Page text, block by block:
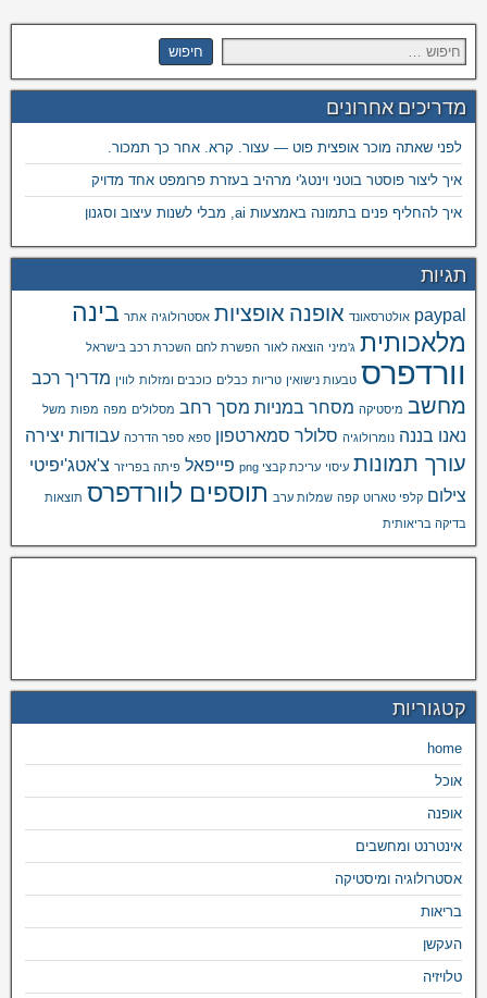
מדריכים אחרונים
לפני שאתה מוכר אופצית פוט — עצור. קרא. אחר כך תמכור.
איך ליצור פוסטר בוטני וינטג'י מרהיב בעזרת פרומפט אחד מדויק
איך להחליף פנים בתמונה באמצעות ai, מבלי לשנות עיצוב וסגנון
תגיות
paypal אולטרסאונד אופנה אופציות אסטרולוגיה אתר בינה
מלאכותית ג'מיני הוצאה לאור הפשרת לחם השכרת רכב בישראל
וורדפרס טבעות נישואין טריות כבלים כוכבים ומזלות לווין מדריך רכב
מחשב מיסטיקה מסחר במניות מסך רחב מסלולים מפה מפות משל
נאנו בננה נומרולוגיה סלולר סמארטפון ספא ספר הדרכה עבודות יצירה
עורך תמונות עיסוי עריכת קבצי png פייפאל פיתה בפריזר צ'אטג'יפיטי
צילום קלפי טארוט קפה שמלות ערב תוספים לוורדפרס תוצאות
בדיקה בריאותית
קטגוריות
home
אוכל
אופנה
אינטרנט ומחשבים
אסטרולוגיה ומיסטיקה
בריאות
העקשן
טלויזיה